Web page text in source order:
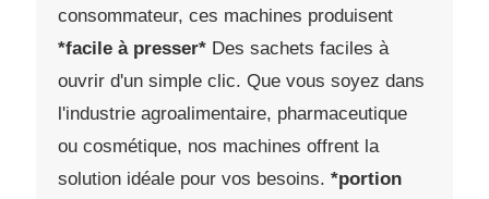
consommateur, ces machines produisent
*facile à presser*Des sachets faciles à
ouvrir d'un simple clic. Que vous soyez dans
l'industrie agroalimentaire, pharmaceutique
ou cosmétique, nos machines offrent la
solution idéale pour vos besoins. *portion